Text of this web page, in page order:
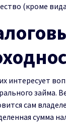
(кроме
интересует
займа.
сам
сумма